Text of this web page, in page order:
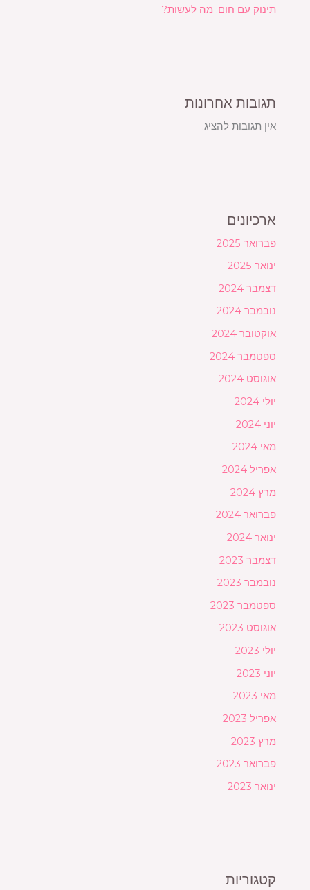
תינוק עם חום: מה לעשות?
תגובות אחרונות
אין תגובות להציג.
ארכיונים
פברואר 2025
ינואר 2025
דצמבר 2024
נובמבר 2024
אוקטובר 2024
ספטמבר 2024
אוגוסט 2024
יולי 2024
יוני 2024
מאי 2024
אפריל 2024
מרץ 2024
פברואר 2024
ינואר 2024
דצמבר 2023
נובמבר 2023
ספטמבר 2023
אוגוסט 2023
יולי 2023
יוני 2023
מאי 2023
אפריל 2023
מרץ 2023
פברואר 2023
ינואר 2023
קטגוריות